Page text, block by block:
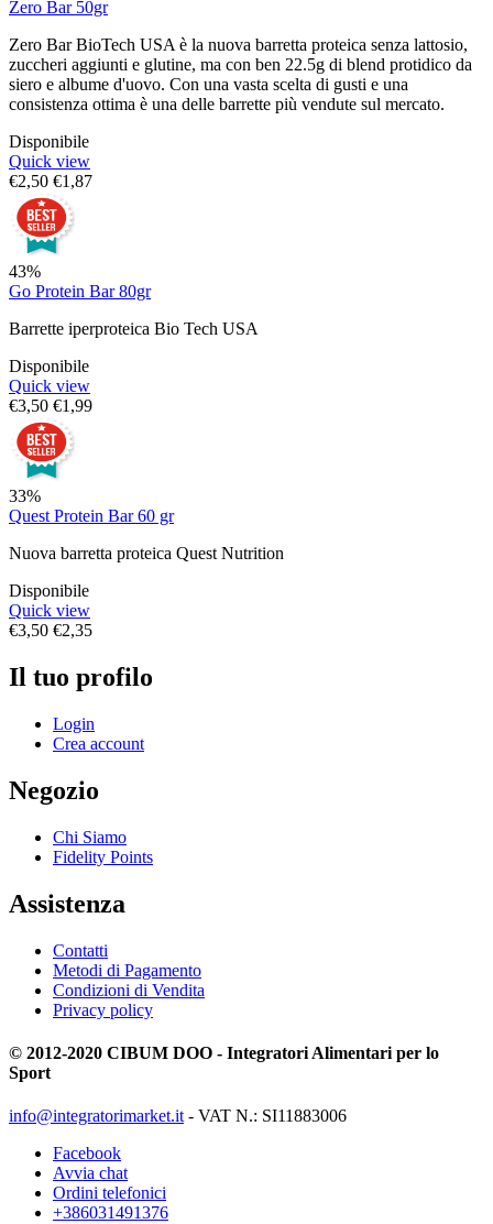
Zero Bar 50gr
Zero Bar BioTech USA è la nuova barretta proteica senza lattosio,
zuccheri aggiunti e glutine, ma con ben 22.5g di blend protidico da
siero e albume d'uovo. Con una vasta scelta di gusti e una
consistenza ottima è una delle barrette più vendute sul mercato.
Disponibile
Quick view
€2,50 €1,87
43%
Go Protein Bar 80gr
Barrette iperproteica Bio Tech USA
Disponibile
Quick view
€3,50 €1,99
33%
Quest Protein Bar 60 gr
Nuova barretta proteica Quest Nutrition
Disponibile
Quick view
€3,50 €2,35
Il tuo profilo
Login
Crea account
Negozio
Chi Siamo
Fidelity Points
Assistenza
Contatti
Metodi di Pagamento
Condizioni di Vendita
Privacy policy
© 2012-2020 CIBUM DOO - Integratori Alimentari per lo
Sport
info@integratorimarket.it- VAT N.: SI11883006
Facebook
Avvia chat
Ordini telefonici
+386031491376